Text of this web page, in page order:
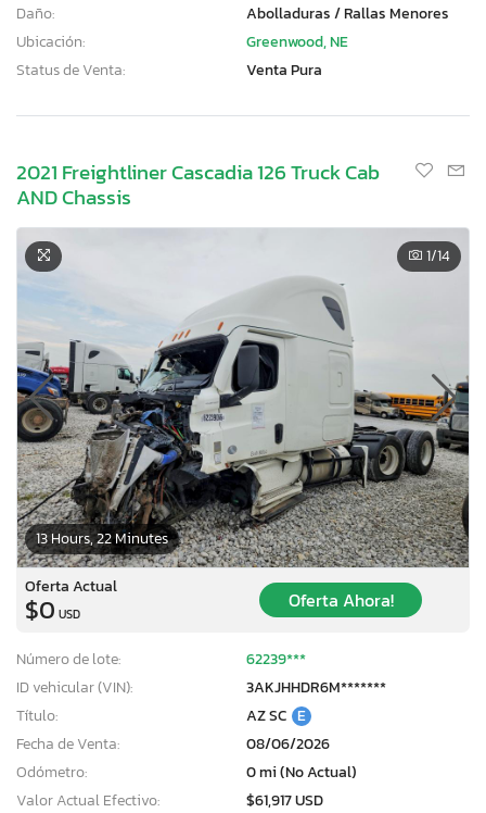
Daño:
Abolladuras / Rallas Menores
Ubicación:
Greenwood, NE
Status de Venta:
Venta Pura
2021 Freightliner Cascadia 126 Truck Cab
AND Chassis
13 Hours, 22 Minutes
1/14
Oferta Actual
$0 USD
Oferta Ahora!
Número de lote:
62239***
ID vehicular (VIN):
3AKJHHDR6M*******
Título:
AZ SC E
Fecha de Venta:
08/06/2026
Odómetro:
0 mi (No Actual)
Valor Actual Efectivo:
$61,917 USD